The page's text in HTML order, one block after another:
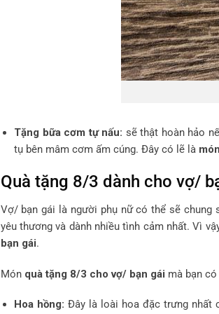
Tặng bữa cơm tự nấu: sẽ thật hoàn hảo
tụ bên mâm cơm ấm cúng. Đây có lẽ là
Quà tặng 8/3 dành cho vợ/
Vợ/ bạn gái là người phụ nữ có thể sẽ chung
yêu thương và dành nhiều tình cảm nhất. Vì
bạn gái.
Món quà tặng 8/3 cho vợ/ bạn gái mà bạn
Hoa hồng: Đây là loài hoa đặc trưng nhất